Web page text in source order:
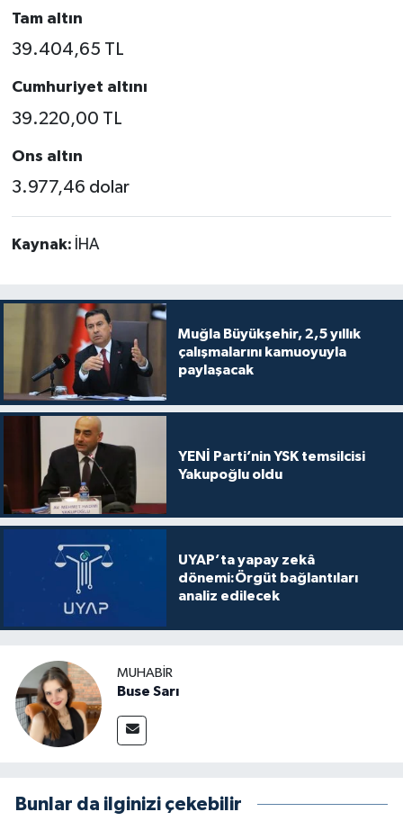
Tam altın
39.404,65 TL
Cumhuriyet altını
39.220,00 TL
Ons altın
3.977,46 dolar
Kaynak: İHA
Muğla Büyükşehir, 2,5 yıllık
çalışmalarını kamuoyuyla
paylaşacak
YENİ Parti’nin YSK temsilcisi
Yakupoğlu oldu
UYAP’ta yapay zekâ
dönemi:Örgüt bağlantıları
analiz edilecek
MUHABIR
Buse Sarı
Bunlar da ilginizi çekebilir